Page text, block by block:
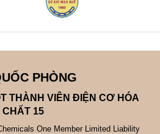
PHÒNG
THÀNH VIÊN ĐIỆN CƠ HÓA
CHẤT 15
One Member Limited Liability